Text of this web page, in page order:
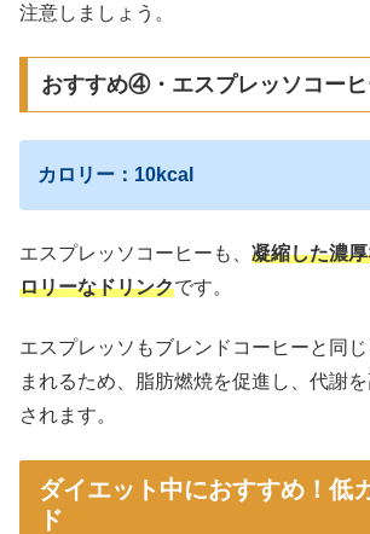
注意しましょう。
おすすめ④・エスプレッソコー
カロリー：10kcal
エスプレッソコーヒーも、 凝縮した濃
ロリーなドリンクです。
エスプレッソもブレンドコーヒーと同
まれるため、脂肪燃焼を促進し、代謝
されます。
ダイエット中におすすめ！低
ド